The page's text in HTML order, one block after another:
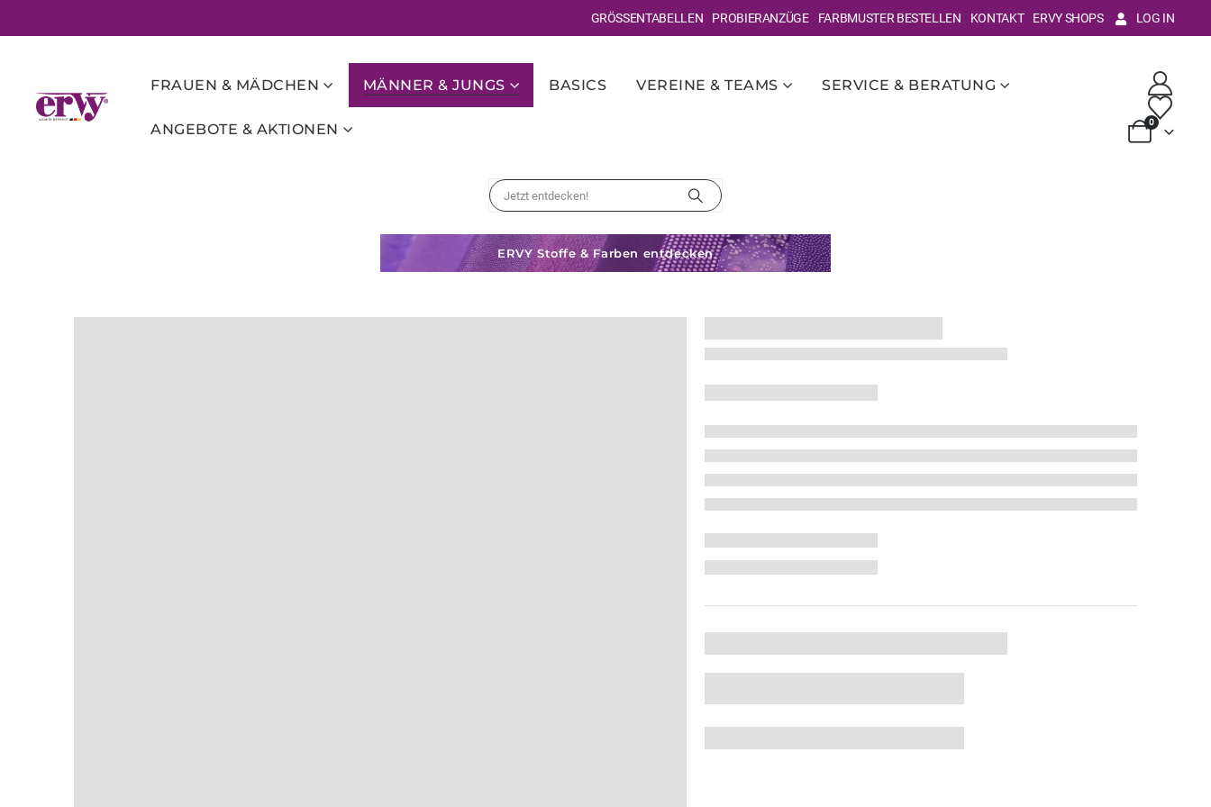
GRÖSSENTABELLEN PROBIERANZÜGE FARBMUSTER BESTELLEN KONTAKT ERVY SHOPS LOG IN
FRAUEN & MÄDCHEN MÄNNER & JUNGS BASICS VEREINE & TEAMS SERVICE & BERATUNG
ANGEBOTE & AKTIONEN 0
ERVY Stoffe & Farben entdecken